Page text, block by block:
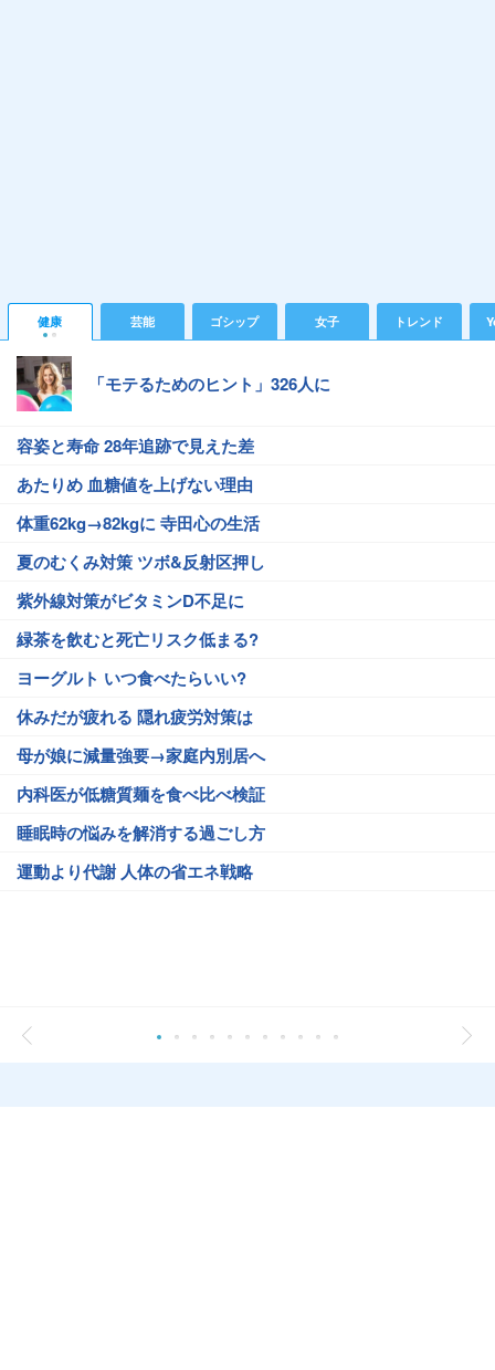
健康 芸能 ゴシップ 女子 トレンド
「モテるためのヒント」326人に
容姿と寿命 28年追跡で見えた差
あたりめ 血糖値を上げない理由
体重62kg→82kgに 寺田心の生活
夏のむくみ対策 ツボ&反射区押し
紫外線対策がビタミンD不足に
緑茶を飲むと死亡リスク低まる?
ヨーグルト いつ食べたらいい?
休みだが疲れる 隠れ疲労対策は
母が娘に減量強要→家庭内別居へ
内科医が低糖質麺を食べ比べ検証
睡眠時の悩みを解消する過ごし方
運動より代謝 人体の省エネ戦略